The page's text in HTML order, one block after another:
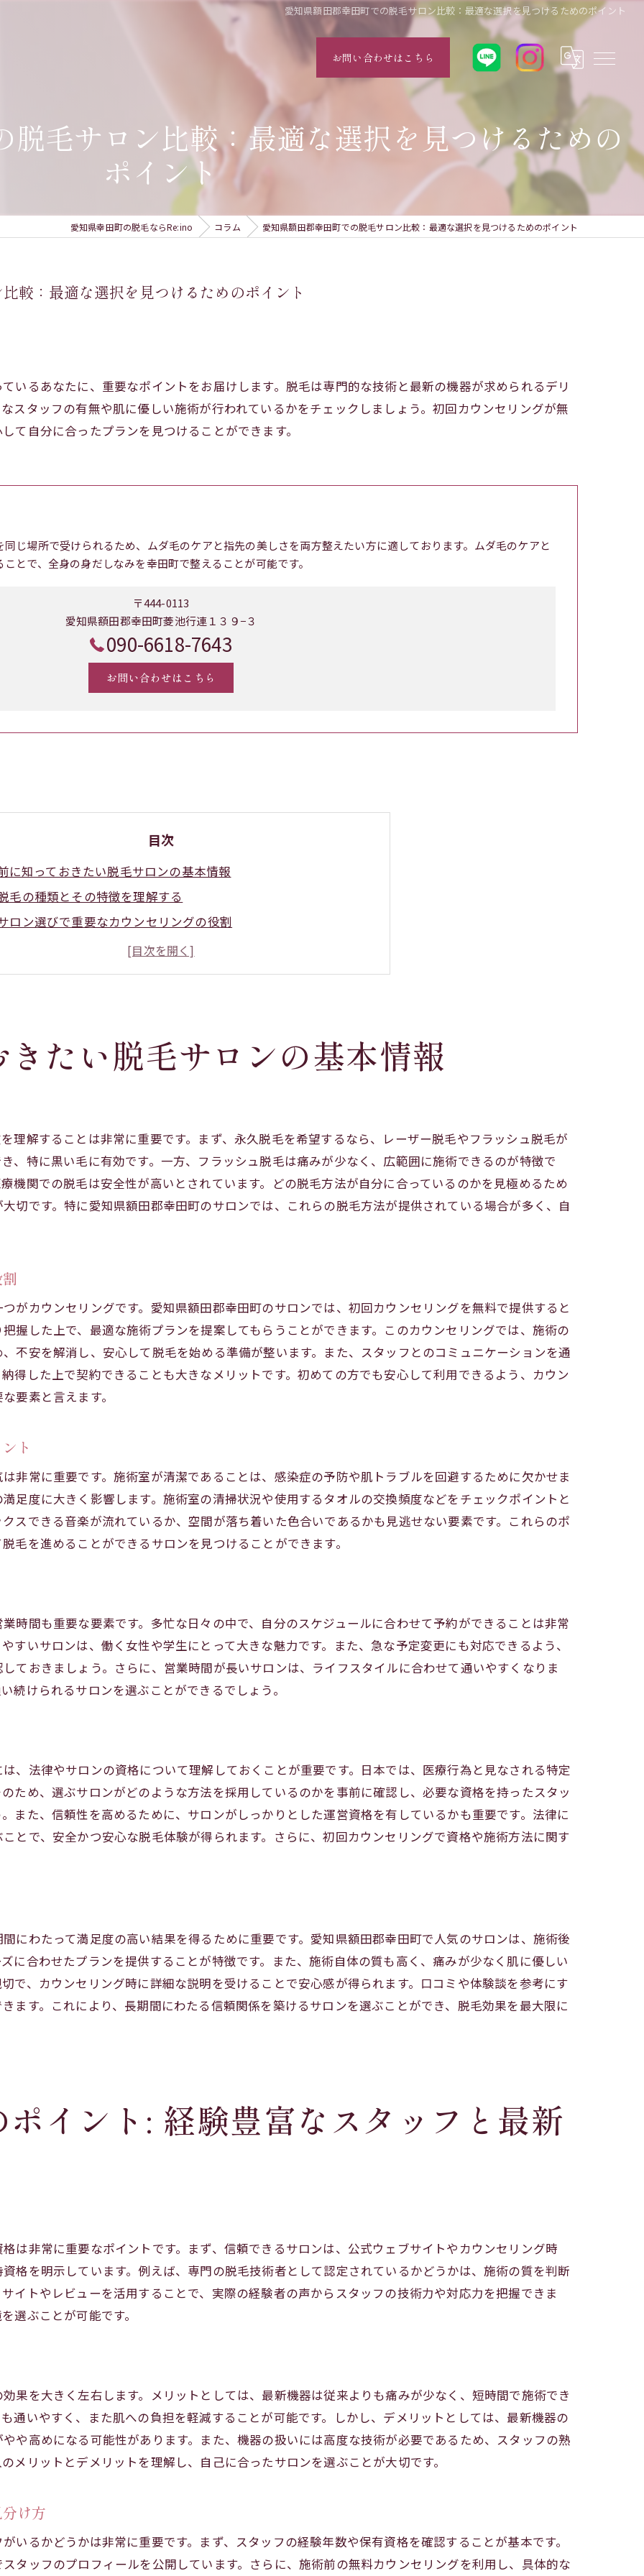
愛知県額田郡幸田町での脱毛サロン比較：最適な選択を見つけるためのポイント
お問い合わせはこちら
毛サロン比較：最適な選択を見つけるための
ポイント
愛知県幸田町の脱毛ならRe:ino コラム 愛知県額田郡幸田町での脱毛サロン比較：最適な選択を見つけるためのポイント
較：最適な選択を見つけるためのポイント
いるあなたに、重要なポイントをお届けします。脱毛は専門的な技術と最新の機器が求められるデリ
スタッフの有無や肌に優しい施術が行われているかをチェックしましょう。初回カウンセリングが無
て自分に合ったプランを見つけることができます。
じ場所で受けられるため、ムダ毛のケアと指先の美しさを両方整えたい方に適しております。ムダ毛のケアと
とで、全身の身だしなみを幸田町で整えることが可能です。
〒444-0113
愛知県額田郡幸田町菱池行連１３９−３
090-6618-7643
お問い合わせはこちら
目次
に知っておきたい脱毛サロンの基本情報
毛の種類とその特徴を理解する
ロン選びで重要なカウンセリングの役割
術室の清潔さと雰囲気のチェックポイント
約の取りやすさと営業時間を確認する
ロン比較のポイント: 経験豊富なスタッフと最新機器の重要性
タッフの経験年数と資格の確認方法
器の効果と安全性について学ぶ
毛効果の持続期間をどう確認するか
術中のトラブル対処法を知る
元で愛されるサロンの条件
用者の声から見る人気の理由
開されている特別プランやキャンペーン
ロンの立地とアクセスの良さ
元口コミで高評価のサロンを探る
しい施術が求められる理由とサロン選びの注意点
トラブルを避けるためのサロン選び
術後の肌ケアの重要性と方法
レルギー対策を行っているサロンの探し方
粧品成分と肌への影響を理解する
術後の肌の変化を観察する方法
分の肌質に合ったプランの選び方
当者との信頼関係の築き方
算に応じたプランの組み立て方
術回数と間隔の決定方法
コミサイトの活用法と注意点
際の体験談からの学び
い口コミと悪い口コミの見極め方
れた費用がないかのチェックポイント
金プランの比較方法
払い方法の選択肢とその利便性
ロンのアフターケアが重要な理由と選び方のコツ
術後のアフターケア内容を理解する
フターケアが充実しているサロンの探し方
たい脱毛サロンの基本情報
理解することは非常に重要です。まず、永久脱毛を希望するなら、レーザー脱毛やフラッシュ脱毛が
、特に黒い毛に有効です。一方、フラッシュ脱毛は痛みが少なく、広範囲に施術できるのが特徴で
機関での脱毛は安全性が高いとされています。どの脱毛方法が自分に合っているのかを見極めるため
切です。特に愛知県額田郡幸田町のサロンでは、これらの脱毛方法が提供されている場合が多く、自
がカウンセリングです。愛知県額田郡幸田町のサロンでは、初回カウンセリングを無料で提供すると
握した上で、最適な施術プランを提案してもらうことができます。このカウンセリングでは、施術の
不安を解消し、安心して脱毛を始める準備が整います。また、スタッフとのコミュニケーションを通
得した上で契約できることも大きなメリットです。初めての方でも安心して利用できるよう、カウン
要素と言えます。
ト
非常に重要です。施術室が清潔であることは、感染症の予防や肌トラブルを回避するために欠かせま
足度に大きく影響します。施術室の清掃状況や使用するタオルの交換頻度などをチェックポイントと
スできる音楽が流れているか、空間が落ち着いた色合いであるかも見逃せない要素です。これらのポ
毛を進めることができるサロンを見つけることができます。
時間も重要な要素です。多忙な日々の中で、自分のスケジュールに合わせて予約ができることは非常
すいサロンは、働く女性や学生にとって大きな魅力です。また、急な予定変更にも対応できるよう、
ておきましょう。さらに、営業時間が長いサロンは、ライフスタイルに合わせて通いやすくなりま
続けられるサロンを選ぶことができるでしょう。
、法律やサロンの資格について理解しておくことが重要です。日本では、医療行為と見なされる特定
ため、選ぶサロンがどのような方法を採用しているのかを事前に確認し、必要な資格を持ったスタッ
また、信頼性を高めるために、サロンがしっかりとした運営資格を有しているかも重要です。法律に
とで、安全かつ安心な脱毛体験が得られます。さらに、初回カウンセリングで資格や施術方法に関す
にわたって満足度の高い結果を得るために重要です。愛知県額田郡幸田町で人気のサロンは、施術後
に合わせたプランを提供することが特徴です。また、施術自体の質も高く、痛みが少なく肌に優しい
で、カウンセリング時に詳細な説明を受けることで安心感が得られます。口コミや体験談を参考にす
ます。これにより、長期間にわたる信頼関係を築けるサロンを選ぶことができ、脱毛効果を最大限に
イント: 経験豊富なスタッフと最新
は非常に重要なポイントです。まず、信頼できるサロンは、公式ウェブサイトやカウンセリング時
格を明示しています。例えば、専門の脱毛技術者として認定されているかどうかは、施術の質を判断
イトやレビューを活用することで、実際の経験者の声からスタッフの技術力や対応力を把握できま
選ぶことが可能です。
果を大きく左右します。メリットとしては、最新機器は従来よりも痛みが少なく、短時間で施術でき
通いやすく、また肌への負担を軽減することが可能です。しかし、デメリットとしては、最新機器の
や高めになる可能性があります。また、機器の扱いには高度な技術が必要であるため、スタッフの熟
メリットとデメリットを理解し、自己に合ったサロンを選ぶことが大切です。
け方
いるかどうかは非常に重要です。まず、スタッフの経験年数や保有資格を確認することが基本です。
タッフのプロフィールを公開しています。さらに、施術前の無料カウンセリングを利用し、具体的な